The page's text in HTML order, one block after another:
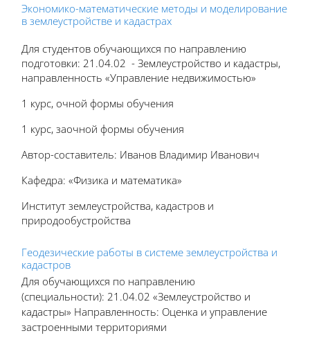
Экономико-математические методы и моделирование
в землеустройстве и кадастрах
Для студентов обучающихся по направлению
подготовки: 21.04.02 - Землеустройство и кадастры,
направленность «Управление недвижимостью»
1 курс, очной формы обучения
1 курс, заочной формы обучения
Автор-составитель: Иванов Владимир Иванович
Кафедра: «Физика и математика»
Институт землеустройства, кадастров и
природообустройства
Геодезические работы в системе землеустройства и
кадастров
Для обучающихся по направлению
(специальности): 21.04.02 «Землеустройство и
кадастры» Направленность: Оценка и управление
застроенными территориями